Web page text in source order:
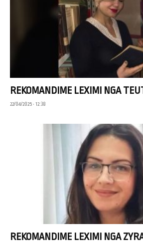
REKOMANDIME LEXIMI NGA
22/04/2025 • 12:38
REKOMANDIME LEXIMI NGA